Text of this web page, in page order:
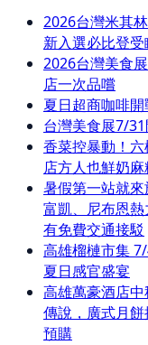
2026台灣米其
新入選必比登受
2026台灣美食
店一次品嚐
夏日超商咖啡
台灣美食展7/
香菜控暴動！
店方人也鮮奶
暑假第一站就
富凱、尼布恩
有免費交通接駁
高雄榴槤市集
夏日感官盛宴
高雄萬豪酒店
傳說，廣式月
預購